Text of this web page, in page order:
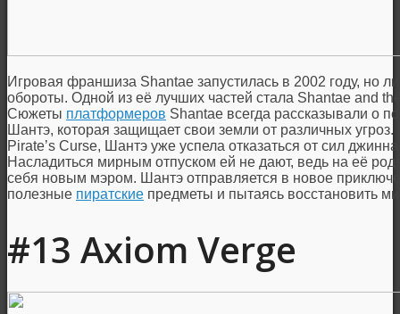
Игровая франшиза Shantae запустилась в 2002 году, но
обороты. Одной из её лучших частей стала Shantae and
Сюжеты платформеров Shantae всегда рассказывали о
Шантэ, которая защищает свои земли от различных
Pirate’s Curse, Шантэ уже успела отказаться от сил
Насладиться мирным отпуском ей не дают, ведь на её
себя новым мэром. Шантэ отправляется в новое
полезные пиратские предметы и пытаясь восстановить
#13 Axiom Verge